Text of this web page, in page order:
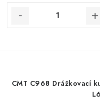
CMT C968 Drážkovací